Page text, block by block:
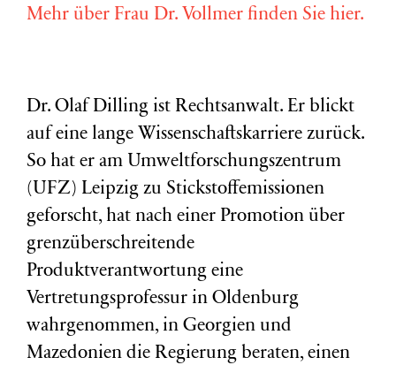
Mehr über Frau Dr. Vollmer finden Sie hier.
Dr. Olaf Dilling ist Rechtsanwalt. Er blickt
auf eine lange Wissenschaftskarriere zurück.
So hat er am Umweltforschungszentrum
(UFZ) Leipzig zu Stickstoffemissionen
geforscht, hat nach einer Promotion über
grenzüberschreitende
Produktverantwortung eine
Vertretungsprofessur in Oldenburg
wahrgenommen, in Georgien und
Mazedonien die Regierung beraten, einen